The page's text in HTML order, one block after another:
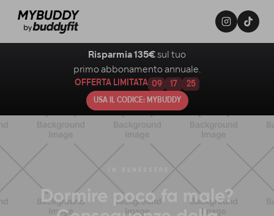
Dormire poco fa male?
Risparmia 135€ sul tuo
primo abbonamento annuale.
OFFERTA LIMITATA 09 17 24
USA IL CODICE: MYBUDDY